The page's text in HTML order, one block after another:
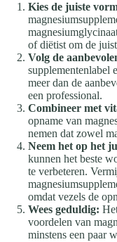
Kies de juiste
of diëtist om de
Volg de
supplementenlabel
meer dan de
een professional.
Combineer met
opname van
nemen dat zowel
Neem het op het
kunnen het beste
te verbeteren.
omdat vezels de
Wees geduldig:
voordelen van
minstens een paar